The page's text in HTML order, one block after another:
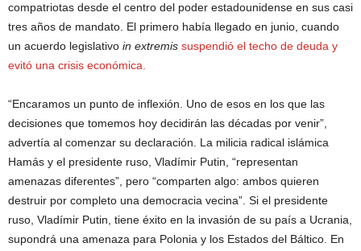
compatriotas desde el centro del poder estadounidense en sus casi
tres años de mandato. El primero había llegado en junio, cuando
un acuerdo legislativo in extremis suspendió el techo de deuda y
evitó una crisis económica.
“Encaramos un punto de inflexión. Uno de esos en los que las
decisiones que tomemos hoy decidirán las décadas por venir”,
advertía al comenzar su declaración. La milicia radical islámica
Hamás y el presidente ruso, Vladímir Putin, “representan
amenazas diferentes”, pero “comparten algo: ambos quieren
destruir por completo una democracia vecina”. Si el presidente
ruso, Vladímir Putin, tiene éxito en la invasión de su país a Ucrania,
supondrá una amenaza para Polonia y los Estados del Báltico. En